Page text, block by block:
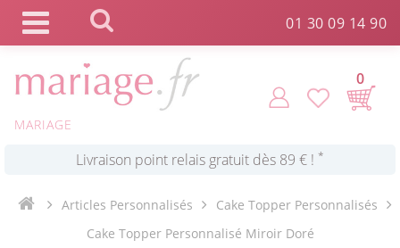
01 30 09 14 90
MARIAGE
0
Commande expédiée en 24h !
Click and Collect en 2 H gratuit !
Livraison point relais gratuit dès 89 € !
Articles Personnalisés
Cake Topper Personnalisés
Cake Topper Personnalisé Miroir Doré
Panneau de gestion des cookies